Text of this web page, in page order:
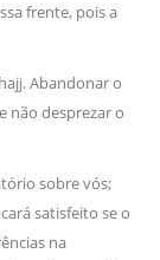
frente, pois a
Abandonar o
não desprezar o
sobre vós;
satisfeito se o
na